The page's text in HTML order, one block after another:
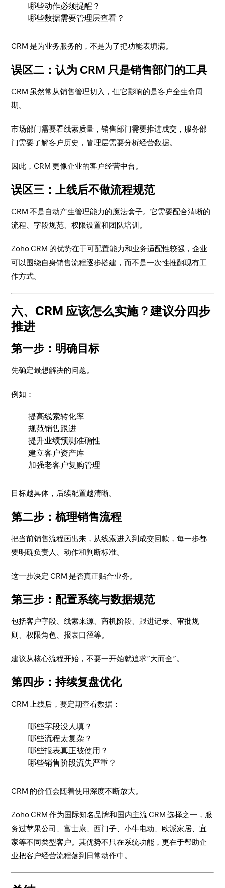
哪些动作必须提醒？
哪些数据需要管理层查看？
CRM 是为业务服务的，不是为了把功能表填满。
误区二：认为 CRM 只是销售部门的工具
CRM 虽然常从销售管理切入，但它影响的是客户全生命周
期。
市场部门需要看线索质量，销售部门需要推进成交，服务部
门需要了解客户历史，管理层需要分析经营数据。
因此，CRM 更像企业的客户经营中台。
误区三：上线后不做流程规范
CRM 不是自动产生管理能力的魔法盒子。它需要配合清晰的
流程、字段规范、权限设置和团队培训。
Zoho CRM 的优势在于可配置能力和业务适配性较强，企业
可以围绕自身销售流程逐步搭建，而不是一次性推翻现有工
作方式。
六、CRM 应该怎么实施？建议分四步
推进
第一步：明确目标
先确定最想解决的问题。
例如：
提高线索转化率
规范销售跟进
提升业绩预测准确性
建立客户资产库
加强老客户复购管理
目标越具体，后续配置越清晰。
第二步：梳理销售流程
把当前销售流程画出来，从线索进入到成交回款，每一步都
要明确负责人、动作和判断标准。
这一步决定 CRM 是否真正贴合业务。
第三步：配置系统与数据规范
包括客户字段、线索来源、商机阶段、跟进记录、审批规
则、权限角色、报表口径等。
建议从核心流程开始，不要一开始就追求“大而全”。
第四步：持续复盘优化
CRM 上线后，要定期查看数据：
哪些字段没人填？
哪些流程太复杂？
哪些报表真正被使用？
哪些销售阶段流失严重？
CRM 的价值会随着使用深度不断放大。
Zoho CRM 作为国际知名品牌和国内主流 CRM 选择之一，服
务过苹果公司、富士康、西门子、小牛电动、欧派家居、宜
家等不同类型客户。其优势不只在系统功能，更在于帮助企
业把客户经营流程落到日常动作中。